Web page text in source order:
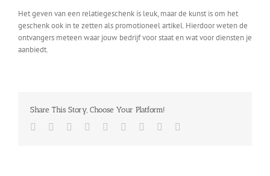
Het geven van een relatiegeschenk is leuk, maar de kunst is om het
geschenk ook in te zetten als promotioneel artikel. Hierdoor weten de
ontvangers meteen waar jouw bedrijf voor staat en wat voor diensten je
aanbiedt.
Share This Story, Choose Your Platform!
Facebook
TwitterLinkedIn
Reddit Whatsapp
TumblrPinterest